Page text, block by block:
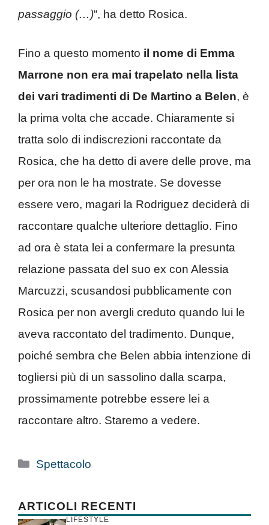
passaggio (…)“, ha detto Rosica.
Fino a questo momento il nome di Emma
Marrone non era mai trapelato nella lista
dei vari tradimenti di De Martino a Belen, è
la prima volta che accade. Chiaramente si
tratta solo di indiscrezioni raccontate da
Rosica, che ha detto di avere delle prove, ma
per ora non le ha mostrate. Se dovesse
essere vero, magari la Rodriguez deciderà di
raccontare qualche ulteriore dettaglio. Fino
ad ora è stata lei a confermare la presunta
relazione passata del suo ex con Alessia
Marcuzzi, scusandosi pubblicamente con
Rosica per non avergli creduto quando lui le
aveva raccontato del tradimento. Dunque,
poiché sembra che Belen abbia intenzione di
togliersi più di un sassolino dalla scarpa,
prossimamente potrebbe essere lei a
raccontare altro. Staremo a vedere.
Categorie
Spettacolo
ARTICOLI RECENTI
LIFESTYLE